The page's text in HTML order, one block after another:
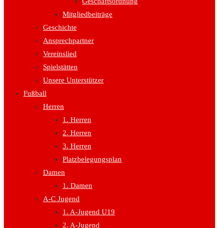
Mitgliedbeiträge
Geschichte
Ansprechpartner
Vereinslied
Spielstätten
Unsere Unterstützer
Fußball
Herren
1. Herren
2. Herren
3. Herren
Platzbelegungsplan
Damen
1. Damen
A-C Jugend
1. A-Jugend U19
2. A-Jugend